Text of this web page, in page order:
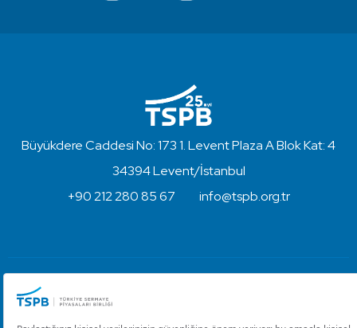
Büyükdere Caddesi No: 173 1. Levent Plaza A Blok Kat: 4
34394 Levent/İstanbul
+90 212 280 85 67
info@tspb.org.tr